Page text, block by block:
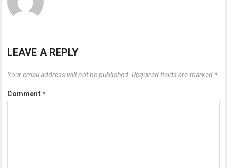
LEAVE A REPLY
Your email address will not be published. Required fields are marked *
Comment*